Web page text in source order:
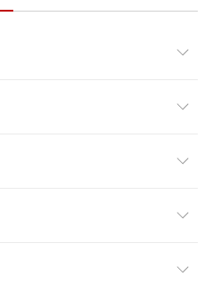
芸